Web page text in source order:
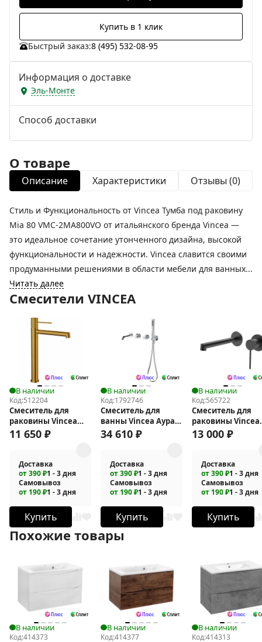
Купить в 1 клик
Быстрый заказ:8 (495) 532-08-95
Информация о доставке
Эль-Монте
Способ доставки
О товаре
Описание Характеристики Отзывы (0)
Стиль и Функциональность от Vincea Тумба под раковину
Mia 80 VMC-2MA800VO от итальянского бренда Vincea —
это идеальное сочетание утонченного дизайна, высокой
функциональности и надежности. Vincea славится своими
продуманными решениями в области мебели для ванных...
Читать далее
Смесители VINCEA
В наличии
Код:512204
Смеситель для
раковины Vincea
Desire VBF-1D2BG
11 650 ₽
Доставка
от 390 ₽1 - 3 дня
Самовывоз
от 190 ₽1 - 3 дня
Купить
В наличии
Код:1792746
Смеситель для
ванны Vincea Аура
(Aura) VBTW-6AU1CH
34 610 ₽
Доставка
от 390 ₽1 - 3 дня
Самовывоз
от 190 ₽1 - 3 дня
Купить
В наличии
Код:565722
Смеситель для
раковины Vincea
Rim VBFW-
13 000 ₽
Доставка
от 390 ₽1 - 3 дня
Самовывоз
от 190 ₽1 - 3 дня
Купить
Похожие товары
В наличии
Код:414373
В наличии
Код:414377
В наличии
Код:414313